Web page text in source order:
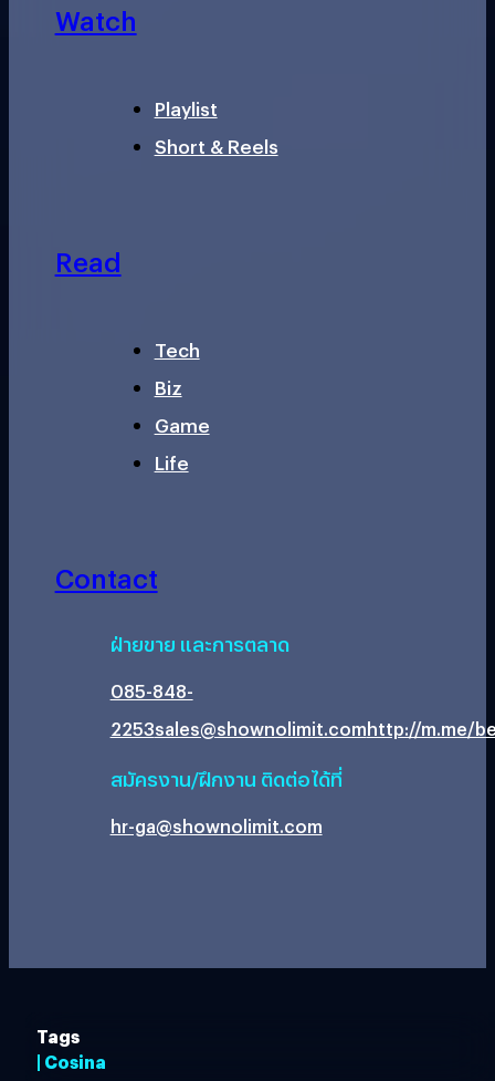
Watch
Playlist
Short & Reels
Read
Tech
Biz
Game
Life
Contact
ฝ่ายขาย และการตลาด
085-848-
2253sales@shownolimit.comhttp://m.me/
สมัครงาน/ฝึกงาน ติดต่อได้ที่
hr-ga@shownolimit.com
Tags
| Cosina